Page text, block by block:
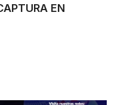
EN